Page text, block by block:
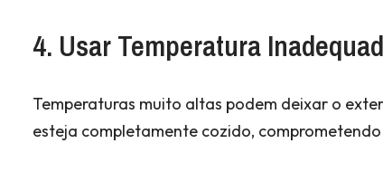
4. Usar Temperatura
Temperaturas muito altas podem deixar o
esteja completamente cozido,